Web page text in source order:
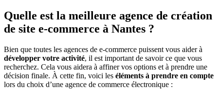
Quelle est la meilleure agence de création
de site e-commerce à Nantes ?
Bien que toutes les agences de e-commerce puissent vous aider à
développer votre activité, il est important de savoir ce que vous
recherchez. Cela vous aidera à affiner vos options et à prendre une
décision finale. À cette fin, voici les éléments à prendre en compte
lors du choix d’une agence de commerce électronique :